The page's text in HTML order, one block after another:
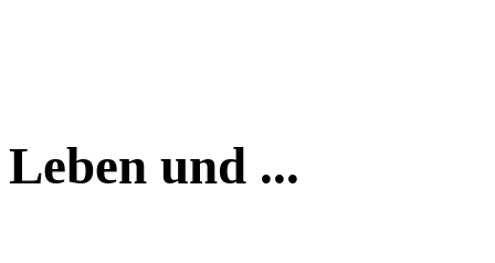
Leben und ...